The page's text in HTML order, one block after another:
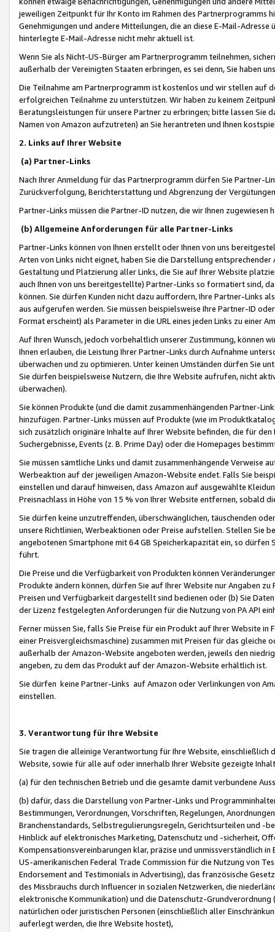
jeweiligen Zeitpunkt für Ihr Konto im Rahmen des Partnerprogramms
Genehmigungen und andere Mitteilungen, die an diese E-Mail-
hinterlegte E-Mail-Adresse nicht mehr aktuell ist.
Wenn Sie als Nicht-US-Bürger am Partnerprogramm teilnehmen,
außerhalb der Vereinigten Staaten erbringen, es sei denn, Sie haben
Die Teilnahme am Partnerprogramm ist kostenlos und wir stellen auf
erfolgreichen Teilnahme zu unterstützen. Wir haben zu keinem
Beratungsleistungen für unsere Partner zu erbringen; bitte lassen Sie
Namen von Amazon aufzutreten) an Sie herantreten und Ihnen
2. Links auf Ihrer Website
(a) Partner-Links
Nach Ihrer Anmeldung für das Partnerprogramm dürfen Sie Partner-
Zurückverfolgung, Berichterstattung und Abgrenzung der
Partner-Links müssen die Partner-ID nutzen, die wir Ihnen zugewiesen
(b) Allgemeine Anforderungen für alle Partner-Links
Partner-Links können von Ihnen erstellt oder Ihnen von uns
Arten von Links nicht eignet, haben Sie die Darstellung
Gestaltung und Platzierung aller Links, die Sie auf Ihrer Website
auch Ihnen von uns bereitgestellte) Partner-Links so formatiert sind,
können. Sie dürfen Kunden nicht dazu auffordern, Ihre Partner-Links
aus aufgerufen werden. Sie müssen beispielsweise Ihre Partner-ID
Format erscheint) als Parameter in die URL eines jeden Links zu einer
Auf Ihren Wunsch, jedoch vorbehaltlich unserer Zustimmung, können
Ihnen erlauben, die Leistung Ihrer Partner-Links durch Aufnahme
überwachen und zu optimieren. Unter keinen Umständen dürfen Sie
Sie dürfen beispielsweise Nutzern, die Ihre Website aufrufen, nicht
überwachen).
Sie können Produkte (und die damit zusammenhängenden Partner-
hinzufügen. Partner-Links müssen auf Produkte (wie im
sich zusätzlich originäre Inhalte auf Ihrer Website befinden, die für
Suchergebnisse, Events (z. B. Prime Day) oder die Homepages
Sie müssen sämtliche Links und damit zusammenhängende
Werbeaktion auf der jeweiligen Amazon-Website endet. Falls Sie
einstellen und darauf hinweisen, dass Amazon auf ausgewählte
Preisnachlass in Höhe von 15 % von Ihrer Website entfernen, sobald
Sie dürfen keine unzutreffenden, überschwänglichen, täuschenden
unsere Richtlinien, Werbeaktionen oder Preise aufstellen. Stellen Sie
angebotenen Smartphone mit 64 GB Speicherkapazität ein, so dürfen
führt.
Die Preise und die Verfügbarkeit von Produkten können
Produkte ändern können, dürfen Sie auf Ihrer Website nur Angaben
Preisen und Verfügbarkeit dargestellt sind bedienen oder (b) Sie
der Lizenz festgelegten Anforderungen für die Nutzung von PA API
Ferner müssen Sie, falls Sie Preise für ein Produkt auf Ihrer Website
einer Preisvergleichsmaschine) zusammen mit Preisen für das
außerhalb der Amazon-Website angeboten werden, jeweils den
angeben, zu dem das Produkt auf der Amazon-Website erhältlich ist.
Sie dürfen keine Partner-Links auf Amazon oder Verlinkungen von
einstellen.
3. Verantwortung für Ihre Website
Sie tragen die alleinige Verantwortung für Ihre Website,
Website, sowie für alle auf oder innerhalb Ihrer Website gezeigte
(a) für den technischen Betrieb und die gesamte damit verbundene
(b) dafür, dass die Darstellung von Partner-Links und
Bestimmungen, Verordnungen, Vorschriften, Regelungen,
Branchenstandards, Selbstregulierungsregeln, Gerichtsurteilen und -
Hinblick auf elektronisches Marketing, Datenschutz und -sicherheit,
Kompensationsvereinbarungen klar, präzise und unmissverständlich
US-amerikanischen Federal Trade Commission für die Nutzung von
Endorsement and Testimonials in Advertising), das französische
des Missbrauchs durch Influencer in sozialen Netzwerken, die
elektronische Kommunikation) und die Datenschutz-
natürlichen oder juristischen Personen (einschließlich aller
auferlegt werden, die Ihre Website hostet),